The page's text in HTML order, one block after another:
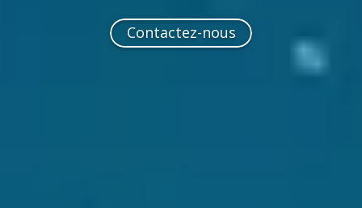
Contactez-nous